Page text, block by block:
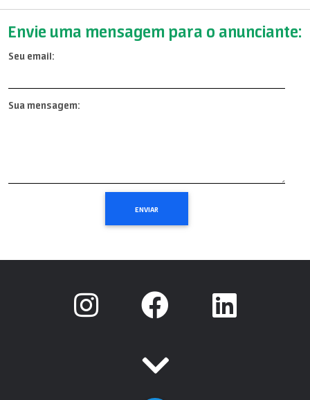
Envie uma mensagem para o anunciante:
Seu email:
Sua mensagem: